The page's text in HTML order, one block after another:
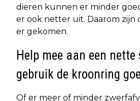
dieren kunnen er minder
er ook netter uit. Daarom zijn
er gekomen.
Help mee aan een
gebruik de kroonring
Of er meer of minder